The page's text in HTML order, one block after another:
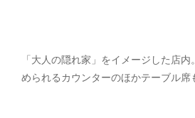
「大人の隠れ家」をイメージした店
められるカウンターのほかテーブル席